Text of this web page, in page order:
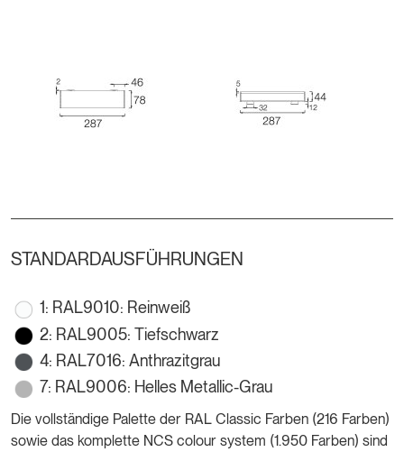
STANDARDAUSFÜHRUNGEN
1: RAL9010: Reinweiß
2: RAL9005: Tiefschwarz
4: RAL7016: Anthrazitgrau
7: RAL9006: Helles Metallic-Grau
Die vollständige Palette der RAL Classic Farben (216 Farben)
sowie das komplette NCS colour system (1.950 Farben) sind